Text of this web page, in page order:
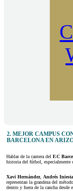
2. MEJOR CAMPUS
BARCELONA EN
Hablar de la cantera del F.C
historia del fútbol,
Xavi Hernández, Andrés Iniesta
representan la grandeza del
dentro y fuera de la cancha desde